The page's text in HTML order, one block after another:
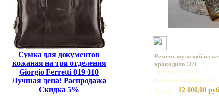
Сумка для документов
кожаная на три отделения
Giorgio Ferretti 019 010
Лучшая цена! Распродажа
Скидка 5%
Ремень мужской из
крокодила Э78
Артикул: Э78
Базовая единица: шт
Цена:
12 000,00